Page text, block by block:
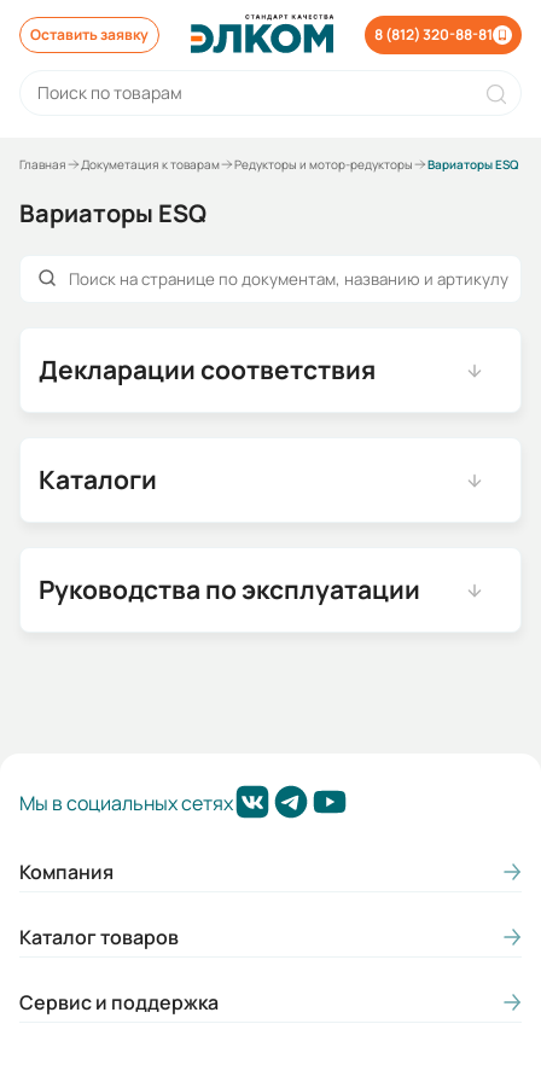
Оставить заявку 8 (812) 320-88-81
Главная Докуметация к товарам Редукторы и мотор-редукторы Вариаторы ESQ
Вариаторы ESQ
Декларации соответствия
Каталоги
Руководства по эксплуатации
Мы в социальных сетях
Компания
Каталог товаров
Сервис и поддержка